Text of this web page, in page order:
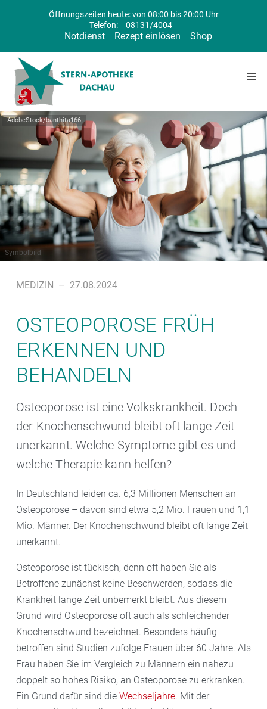
Öffnungszeiten heute: von 08:00 bis 20:00 Uhr
Telefon:
08131/4004
Notdienst Rezept einlösen Shop
AdobeStock/banthita166
Symbolbild
MEDIZIN – 27.08.2024
OSTEOPOROSE FRÜH
ERKENNEN UND
BEHANDELN
Osteoporose ist eine Volkskrankheit. Doch
der Knochenschwund bleibt oft lange Zeit
unerkannt. Welche Symptome gibt es und
welche Therapie kann helfen?
In Deutschland leiden ca. 6,3 Millionen Menschen an
Osteoporose – davon sind etwa 5,2 Mio. Frauen und 1,1
Mio. Männer. Der Knochenschwund bleibt oft lange Zeit
unerkannt.
Osteoporose ist tückisch, denn oft haben Sie als
Betroffene zunächst keine Beschwerden, sodass die
Krankheit lange Zeit unbemerkt bleibt. Aus diesem
Grund wird Osteoporose oft auch als schleichender
Knochenschwund bezeichnet. Besonders häufig
betroffen sind Studien zufolge Frauen über 60 Jahre. Als
Frau haben Sie im Vergleich zu Männern ein nahezu
doppelt so hohes Risiko, an Osteoporose zu erkranken.
Ein Grund dafür sind die Wechseljahre. Mit der